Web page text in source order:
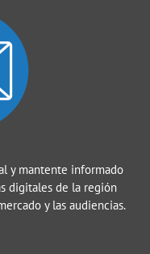
y mantente informado
digitales de la región
y las audiencias.